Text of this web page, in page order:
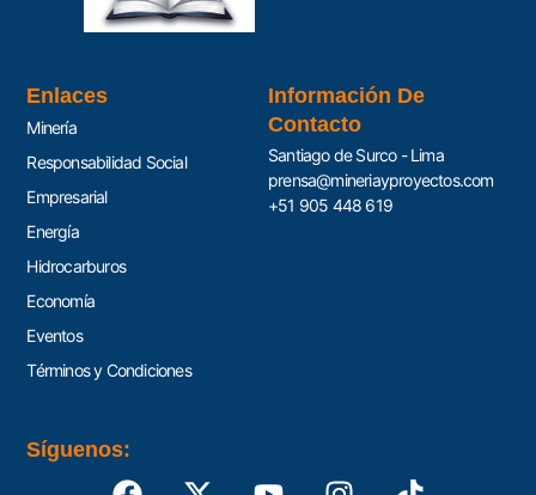
Enlaces
Minería
Responsabilidad Social
Empresarial
Energía
Hidrocarburos
Economía
Eventos
Términos y Condiciones
Información De
Contacto
Santiago de Surco - Lima
prensa@mineriayproyectos.com
+51 905 448 619
Síguenos: